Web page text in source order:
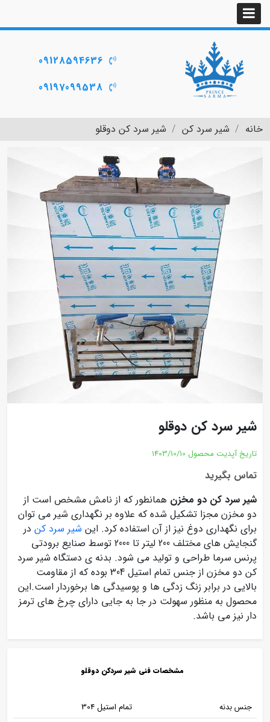
09128594636
09197099538
خانه شیر سرد کن شیر سرد کن دوقلو
شیر سرد کن دوقلو
تاریخ آپدیت محصول 1403/10/10
تماس بگیرید
شیر سرد کن دو مخزن همانطور که از نامش مشخص است از
دو مخزن مجزا تشکیل شده که علاوه بر نگهداری شیر می توان
برای نگهداری دوغ نیز از آن استفاده کرد. این شیر سرد کن در
گنجایش های مختلف 200 لیتر تا 2000 توسط صنایع برودتی
پرنس سرما طراحی و تولید می شود. بدنه ی دستگاه شیر سرد
کن دو مخزن از جنس تمام استیل 304 بوده که از مقاومت
بالایی در برابر زنگ زدگی ها و پوسیدگی ها برخوردار است.این
محصول به منظور سهولت در جا به جایی دارای چرخ های ترمز
دار نیز می باشد.
مشخصات فنی شیر سردکن دوقلو
جنس بدنه
تمام استیل 304